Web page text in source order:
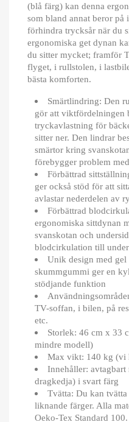
(blå färg) kan denna
som bland annat beror på
förhindra trycksår när du
ergonomiska get dynan
du sitter mycket; framför
flyget, i rullstolen, i
bästa komforten.
Smärtlindring: Den
gör att viktfördelningen
tryckavlastning för
sitter ner. Den lindrar
smärtor kring
förebygger problem
Förbättrad
ger också stöd för att
avlastar nederdelen av
Förbättrad
ergonomiska sittdynan
svanskotan och
blodcirkulation till
Unik design med gel
skummgummi ger en
stödjande funktion
TV-soffan, i bilen, på
etc.
Storlek: 46 cm x 33
mindre modell)
Max vikt: 140 kg (vi
Innehåller:
dragkedja) i svart färg
Tvätta: Du kan
liknande färger. Alla
Oeko-Tex Standard 100.